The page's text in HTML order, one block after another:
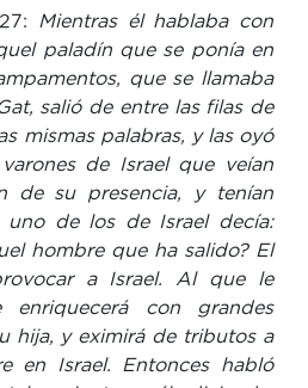
Mientras él hablaba con
paladín que se ponía en
que se llamaba
salió de entre las filas de
mismas palabras, y las oyó
de Israel que veían
de su presencia, y tenían
uno de los de Israel decía:
hombre que ha salido? El
a Israel. Al que le
con grandes
hija, y eximirá de tributos a
en Israel. Entonces habló